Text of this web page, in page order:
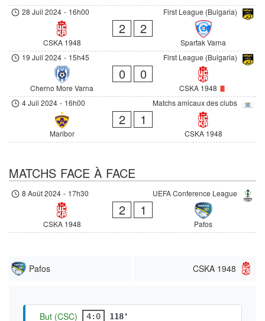
First League (Bulgaria)
28 Juil 2024 - 16h00
CSKA 1948
2 2
Spartak Varna
First League (Bulgaria)
19 Juil 2024 - 15h45
Cherno More Varna
0 0
CSKA 1948
Matchs amicaux des clubs
4 Juil 2024 - 16h00
Maribor
2 1
CSKA 1948
MATCHS FACE À FACE
UEFA Conference League
8 Août 2024 - 17h30
CSKA 1948
2 1
Pafos
Pafos CSKA 1948
But (CSC) 4:0 118'